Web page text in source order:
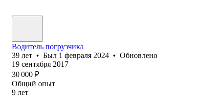
Водитель погрузчика
39 лет • Был 1 февраля 2024 • Обновлено
19 сентября 2017
30 000 ₽
Общий опыт
9 лет